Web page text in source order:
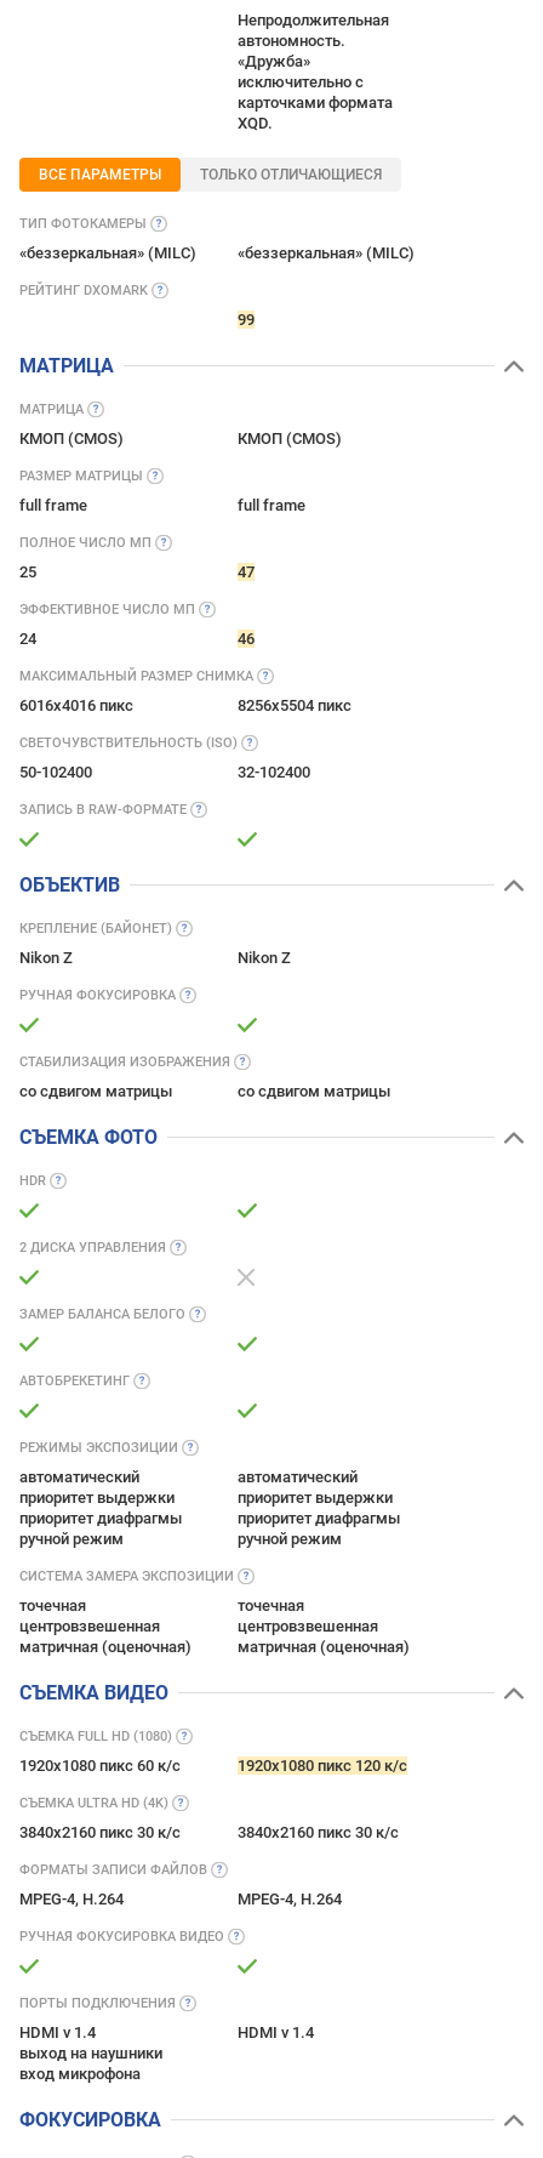
Непродолжительная
автономность.
«Дружба»
исключительно с
карточками формата
XQD.
ВСЕ ПАРАМЕТРЫ ТОЛЬКО ОТЛИЧАЮЩИЕСЯ
ТИП ФОТОКАМЕРЫ
«беззеркальная» (MILC) «беззеркальная» (MILC)
РЕЙТИНГ DXOMARK
99
МАТРИЦА
МАТРИЦА
КМОП (CMOS) КМОП (CMOS)
РАЗМЕР МАТРИЦЫ
full frame full frame
ПОЛНОЕ ЧИСЛО МП
25 47
ЭФФЕКТИВНОЕ ЧИСЛО МП
24 46
МАКСИМАЛЬНЫЙ РАЗМЕР СНИМКА
6016x4016 пикс 8256x5504 пикс
СВЕТОЧУВСТВИТЕЛЬНОСТЬ (ISO)
50-102400 32-102400
ЗАПИСЬ В RAW-ФОРМАТЕ
ОБЪЕКТИВ
КРЕПЛЕНИЕ (БАЙОНЕТ)
Nikon Z Nikon Z
РУЧНАЯ ФОКУСИРОВКА
СТАБИЛИЗАЦИЯ ИЗОБРАЖЕНИЯ
со сдвигом матрицы со сдвигом матрицы
СЪЕМКА ФОТО
HDR
2 ДИСКА УПРАВЛЕНИЯ
ЗАМЕР БАЛАНСА БЕЛОГО
АВТОБРЕКЕТИНГ
РЕЖИМЫ ЭКСПОЗИЦИИ
автоматический
приоритет выдержки
приоритет диафрагмы
ручной режим
автоматический
приоритет выдержки
приоритет диафрагмы
ручной режим
СИСТЕМА ЗАМЕРА ЭКСПОЗИЦИИ
точечная
центровзвешенная
матричная (оценочная)
точечная
центровзвешенная
матричная (оценочная)
СЪЕМКА ВИДЕО
СЪЕМКА FULL HD (1080)
1920x1080 пикс 60 к/с 1920x1080 пикс 120 к/с
СЪЕМКА ULTRA HD (4K)
3840x2160 пикс 30 к/с 3840x2160 пикс 30 к/с
ФОРМАТЫ ЗАПИСИ ФАЙЛОВ
MPEG-4, H.264 MPEG-4, H.264
РУЧНАЯ ФОКУСИРОВКА ВИДЕО
ПОРТЫ ПОДКЛЮЧЕНИЯ
HDMI v 1.4
выход на наушники
вход микрофона
HDMI v 1.4
ФОКУСИРОВКА